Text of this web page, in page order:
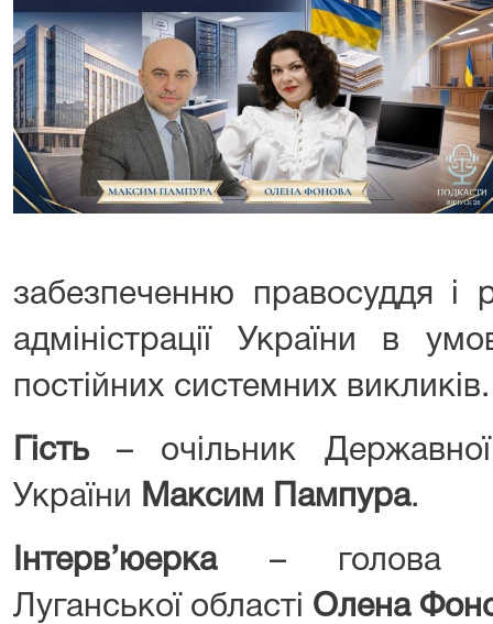
забезпеченню правосуддя і
адміністрації України в
постійних системних викликів.
Гість– очільник Державної
України Максим Пампура.
Інтерв’юерка– голова
Луганської області Олена